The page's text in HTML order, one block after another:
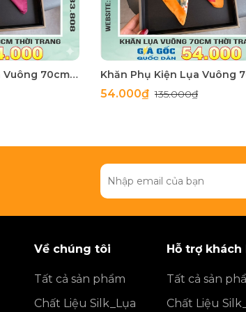
Khăn Phụ Kiện Lụa Vuông 70cm - Thế Giới Khăn Đẹp C1062_3
54.000₫135.000₫
Về chúng tôi
Tất cả sản phẩm
Chất Liệu Silk_Lụa
Hỗ trợ khách
Tất cả sản
Chất Liệu